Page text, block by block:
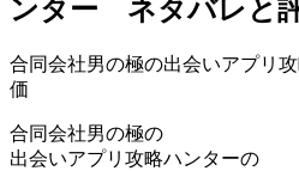
ンター ネタバレと
合同会社男の極の出会いアプリ
価
合同会社男の極の
出会いアプリ攻略ハンターの